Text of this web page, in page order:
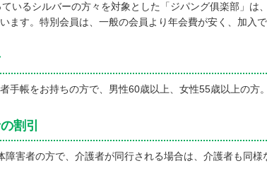
いるシルバーの方々を対象とした「ジパング俱楽部」は
ます。特別会員は、一般の会員より年会費が安く、加入
手帳をお持ちの方で、男性60歳以上、女性55歳以上の方。
割引
障害者の方で、介護者が同行される場合は、介護者も同様